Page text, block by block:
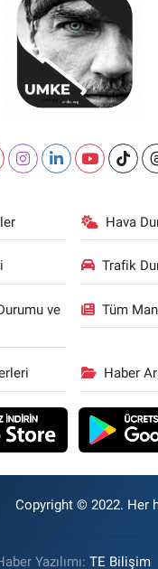
Hava
Trafik
ve
Tüm
Haber
Copyright © 2022. Her
Yazılımı: TE Bilişim